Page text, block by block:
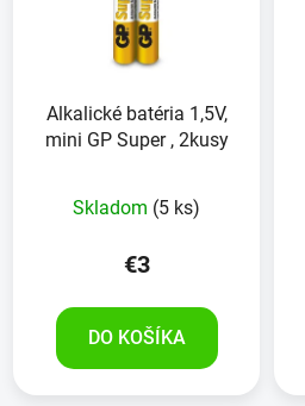
Alkalické batéria 1,5V,
mini GP Super , 2kusy
Skladom (5 ks)
€3
DO KOŠÍKA